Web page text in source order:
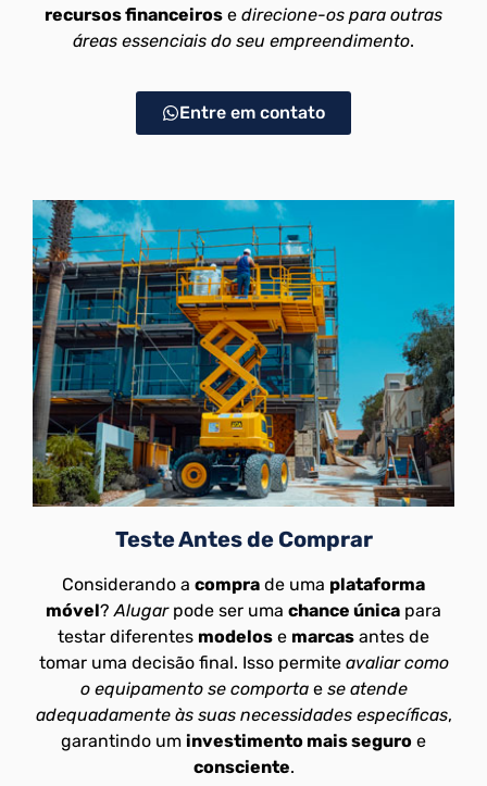
recursos financeiros e direcione-os para outras
áreas essenciais do seu empreendimento.
Entre em contato
Teste Antes de Comprar
Considerando a compra de uma plataforma
móvel? Alugarpode ser uma chance única para
testar diferentes modelos e marcas antes de
tomar uma decisão final. Isso permite avaliar como
o equipamento se comportae se atende
adequadamente às suas necessidades específicas,
garantindo um investimento mais seguro e
consciente.